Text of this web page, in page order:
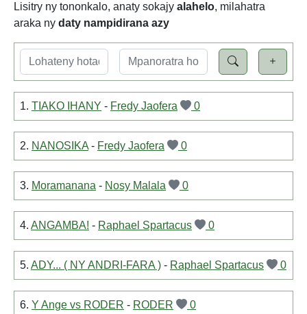
Lisitry ny tononkalo, anaty sokajy alahelo, milahatra
araka ny daty nampidirana azy
1. TIAKO IHANY - Fredy Jaofera 0
2. NANOSIKA - Fredy Jaofera 0
3. Moramanana - Nosy Malala 0
4. ANGAMBA! - Raphael Spartacus 0
5. ADY... ( NY ANDRI-FARA ) - Raphael Spartacus 0
6. Y Ange vs RODER - RODER 0